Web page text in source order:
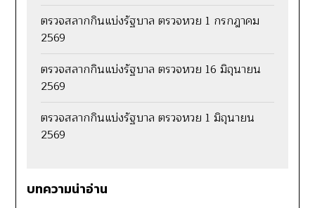
ตรวจสลากกินแบ่งรัฐบาล ตรวจหวย 1 กรกฎาคม
2569
ตรวจสลากกินแบ่งรัฐบาล ตรวจหวย 16 มิถุนายน
2569
ตรวจสลากกินแบ่งรัฐบาล ตรวจหวย 1 มิถุนายน
2569
บทความน่าอ่าน